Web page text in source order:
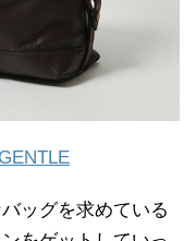
ッグを求めている